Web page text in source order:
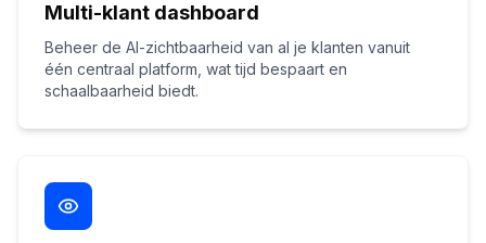
Multi-klant dashboard
Beheer de AI-zichtbaarheid van al je klanten vanuit
één centraal platform, wat tijd bespaart en
schaalbaarheid biedt.